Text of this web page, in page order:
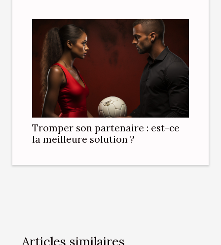
Tromper son partenaire : est-ce
la meilleure solution ?
Articles similaires